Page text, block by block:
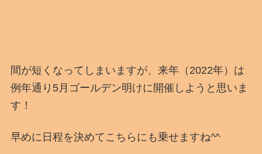
間が短くなってしまいますが、来年（2022年）は
例年通り5月ゴールデン明けに開催しようと思いま
す！
早めに日程を決めてこちらにも乗せますね^^